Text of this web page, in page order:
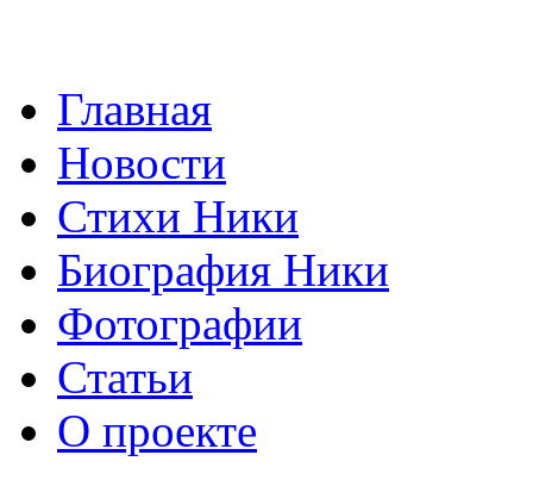
Главная
Новости
Стихи Ники
Биография Ники
Фотографии
Статьи
О проекте